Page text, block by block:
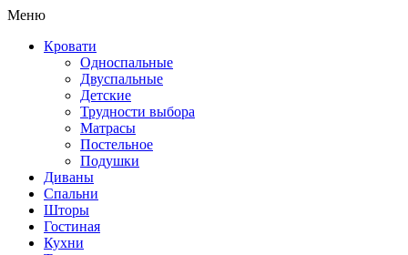
Меню
Кровати
Односпальные
Двуспальные
Детские
Трудности выбора
Матрасы
Постельное
Подушки
Диваны
Спальни
Шторы
Гостиная
Кухни